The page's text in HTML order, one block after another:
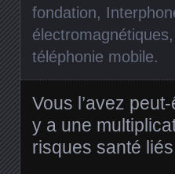
fondation,
électromagnétiques,
téléphonie mobile.
Vous l’avez
y a une
risques santé